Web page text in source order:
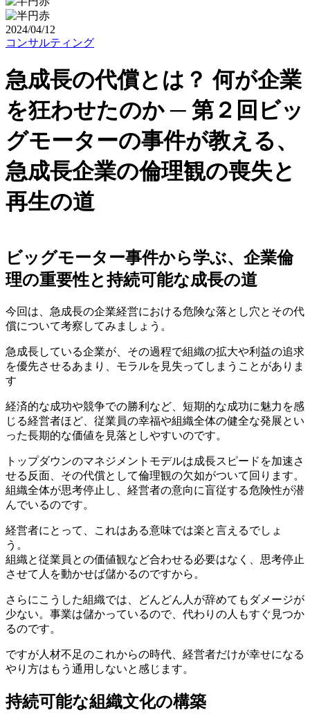
2024/04/12
コンサルティング
急成長の代償とは？ 何が企業
を狂わせたのか ─ 第２回ビッ
グモーターの事件が教える、
急成長企業の倫理観の喪失と
再生の道
ビッグモーター事件から学ぶ、企業倫
理の重要性と持続可能な成長の道
今回は、急成長の企業経営における危険な落とし穴とその代
償について考察してみましょう。
急成長している企業が、その過程で組織の拡大や利益の追求
を優先させるあまり、モラルを見失ってしまうことがありま
す
経済的な成功や競争での勝利など、短期的な成功に魅力を感
じる経営者ほど、従業員の幸福や組織全体の健全な発展とい
った長期的な価値を見落としやすいのです。
トップダウンのマネジメントモデルは成長スピードを加速さ
せる反面、その代償として倫理観の欠如がついて回ります。
組織全体が思考停止し、経営者の意向に盲従する危険性が潜
んでいるのです。
経営者にとって、これはある意味では楽と言えるでしょ
う。
組織と従業員との価値観など合わせる必要はなく、思考停止
させて人を動かせば儲かるのですから。
さらにこうした組織では、どんどん人が辞めてもダメージが
少ない。事業は儲かっているので、代わりの人もすぐ見つか
るのです。
ですが人材不足のこれからの時代、経営者だけが幸せになる
やり方はもう通用しないと感じます。
持続可能な組織文化の構築